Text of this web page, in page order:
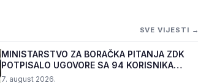
SVE VIJESTI →
MINISTARSTVO ZA BORAČKA PITANJA ZDK
POTPISALO UGOVORE SA 94 KORISNIKA
PROGRAMA "BIZNIS PL...
7. august 2026.